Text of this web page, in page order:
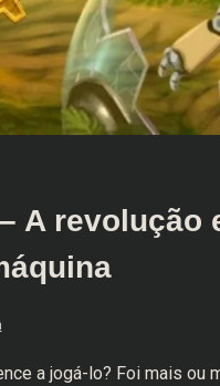
A revolução
a jogá-lo? Foi mais ou